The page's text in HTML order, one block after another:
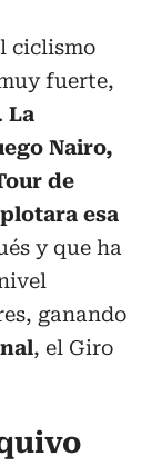
ciclismo
fuerte,
La
Nairo,
de
esa
y que ha
ganando
, el Giro